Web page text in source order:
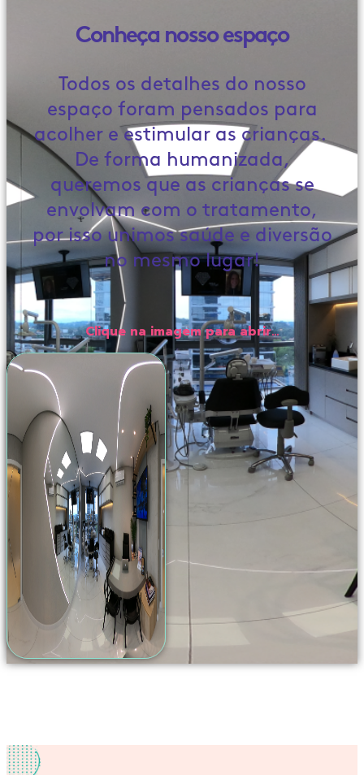
Conheça nosso espaço
Todos os detalhes do nosso
espaço foram pensados para
acolher e estimular as crianças.
De forma humanizada,
queremos que as crianças se
envolvam com o tratamento,
por isso unimos saúde e diversão
no mesmo lugar!
Clique na imagem para abrir…